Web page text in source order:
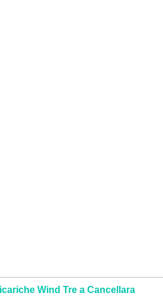
Wind Tre a Cancellara